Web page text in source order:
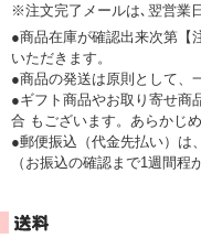
※注文完了メールは､翌営業
●商品在庫が確認出来次第【
いただきます。
●商品の発送は原則として、
●ギフト商品やお取り寄せ商
合 もございます。あらかじ
●郵便振込（代金先払い）は
（お振込の確認まで1週間程